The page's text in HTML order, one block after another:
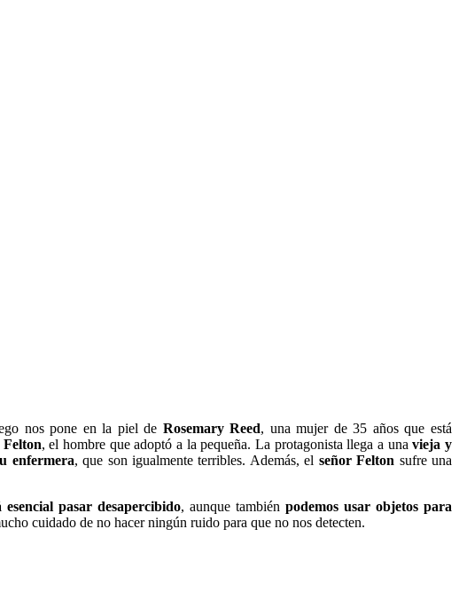
nos pone en la piel de Rosemary Reed, una mujer de 35 años que está
Felton, el hombre que adoptó a la pequeña. La protagonista llega a unavieja y
enfermera, que son igualmente terribles. Además, el señor Felton sufre una
esencial pasar desapercibido, aunque también podemos usar objetos para
cuidado de no hacer ningún ruido para que no nos detecten.